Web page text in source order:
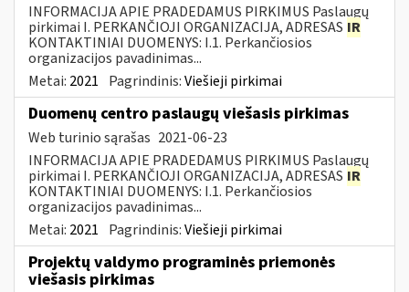
INFORMACIJA APIE PRADEDAMUS PIRKIMUS Paslaugų
pirkimai I. PERKANČIOJI ORGANIZACIJA, ADRESAS IR
KONTAKTINIAI DUOMENYS: I.1. Perkančiosios
organizacijos pavadinimas...
Metai: 2021 Pagrindinis:Viešieji pirkimai
Duomenų centro paslaugų viešasis pirkimas
Web turinio sąrašas 2021-06-23
INFORMACIJA APIE PRADEDAMUS PIRKIMUS Paslaugų
pirkimai I. PERKANČIOJI ORGANIZACIJA, ADRESAS IR
KONTAKTINIAI DUOMENYS: I.1. Perkančiosios
organizacijos pavadinimas...
Metai: 2021 Pagrindinis:Viešieji pirkimai
Projektų valdymo programinės priemonės
viešasis pirkimas